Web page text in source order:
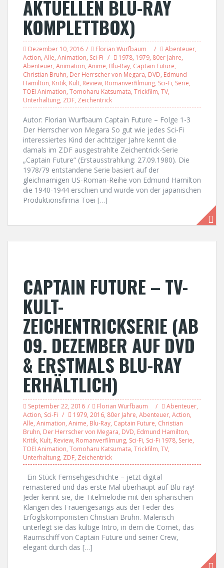
AKTUELLEN BLU-RAY
KOMPLETTBOX)
Dezember 10, 2016 Florian Wurfbaum Abenteuer,
Action, Alle, Animation, Sci-Fi 1978, 1979, 80er Jahre,
Abenteuer, Animation, Anime, Blu-Ray, Captain Future,
Christian Bruhn, Der Herrscher von Megara, DVD, Edmund
Hamilton, Kritik, Kult, Review, Romanverfilmung, Sci-Fi, Serie,
TOEI Animation, Tomoharu Katsumata, Trickfilm, TV,
Unterhaltung, ZDF, Zeichentrick
Autor: Florian Wurfbaum Captain Future – Folge 1-3
Der Herrscher von Megara So gut wie jedes Sci-Fi
interessiertes Kind der achtziger Jahre kennt die
damals im ZDF ausgestrahlte Zeichentrick-Serie
„Captain Future“ (Erstausstrahlung: 27.09.1980). Die
1978/79 entstandene Serie basiert auf der
gleichnamigen US-Roman-Reihe von Edmund Hamilton
die 1940-1944 erschien und wurde von der japanischen
Produktionsfirma Toei […]
CAPTAIN FUTURE – TV-
KULT-
ZEICHENTRICKSERIE (AB
09. DEZEMBER AUF DVD
& ERSTMALS BLU-RAY
ERHÄLTLICH)
September 22, 2016 Florian Wurfbaum Abenteuer,
Action, Sci-Fi 1979, 2016, 80er Jahre, Abenteuer, Action,
Alle, Animation, Anime, Blu-Ray, Captain Future, Christian
Bruhn, Der Herrscher von Megara, DVD, Edmund Hamilton,
Kritik, Kult, Review, Romanverfilmung, Sci-Fi, Sci-Fi 1978, Serie,
TOEI Animation, Tomoharu Katsumata, Trickfilm, TV,
Unterhaltung, ZDF, Zeichentrick
Ein Stück Fernsehgeschichte – jetzt digital
remastered und das erste Mal überhaupt auf Blu-ray!
Jeder kennt sie, die Titelmelodie mit den sphärischen
Klängen des Frauengesangs aus der Feder des
Erfoglskomponisten Christian Bruhn. Malerisch
unterlegt sie das kultige Intro, in dem die Comet, das
Raumschiff von Captain Future und seiner Crew,
elegant durch das […]